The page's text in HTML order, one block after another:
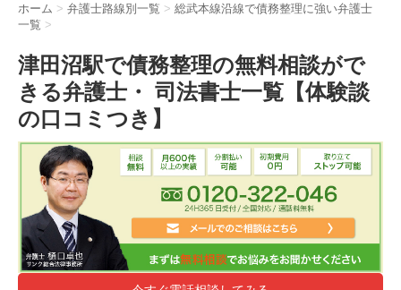
ホーム > 弁護士路線別一覧 > 総武本線沿線で債務整理に強い弁護士
一覧 >
津田沼駅で債務整理の無料相談がで
きる弁護士・ 司法書士一覧【体験談
の口コミつき】